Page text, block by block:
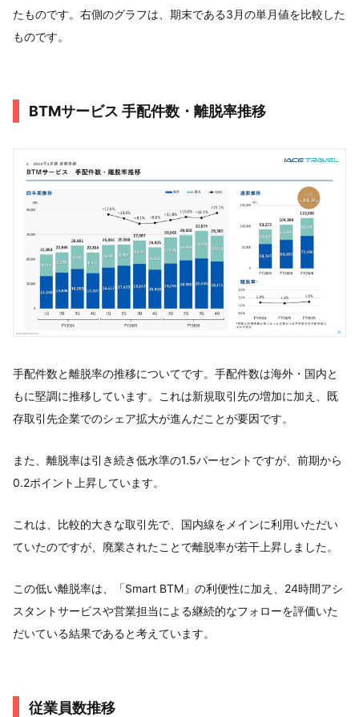
たものです。右側のグラフは、期末である3月の単月値を比較した
ものです。
BTMサービス 手配件数・離脱率推移
手配件数と離脱率の推移についてです。手配件数は海外・国内と
もに堅調に推移しています。これは新規取引先の増加に加え、既
存取引先企業でのシェア拡大が進んだことが要因です。
また、離脱率は引き続き低水準の1.5パーセントですが、前期から
0.2ポイント上昇しています。
これは、比較的大きな取引先で、国内線をメインに利用いただい
ていたのですが、廃業されたことで離脱率が若干上昇しました。
この低い離脱率は、「Smart BTM」の利便性に加え、24時間アシ
スタントサービスや営業担当による継続的なフォローを評価いた
だいている結果であると考えています。
従業員数推移